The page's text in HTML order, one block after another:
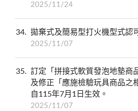
2025/11/24
34 拋棄式及簡易型打火機型式認
2025/11/07
35
訂定「拼接式軟質發泡地墊商
及修正「應施檢驗玩具商品之
自115年7月1日生效。
2025/11/07